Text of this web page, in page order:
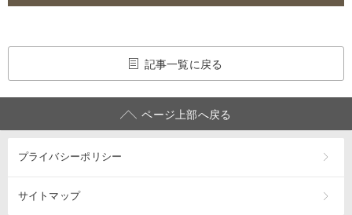
記事一覧に戻る
ページ上部へ戻る
プライバシーポリシー
サイトマップ